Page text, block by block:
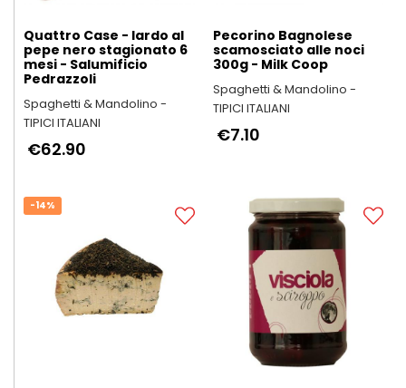
Quattro Case - lardo al
pepe nero stagionato 6
mesi - Salumificio
Pedrazzoli
Spaghetti & Mandolino -
TIPICI ITALIANI
€62.90
Pecorino Bagnolese
scamosciato alle noci
300g - Milk Coop
Spaghetti & Mandolino -
TIPICI ITALIANI
€7.10
-14%